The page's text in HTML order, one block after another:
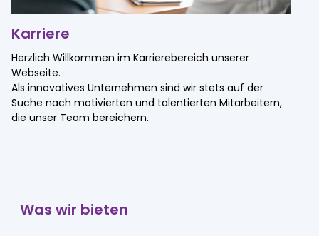
Karriere
Herzlich Willkommen im Karrierebereich unserer
Webseite.
Als innovatives Unternehmen sind wir stets auf der
Suche nach motivierten und talentierten Mitarbeitern,
die unser Team bereichern.
Was wir bieten